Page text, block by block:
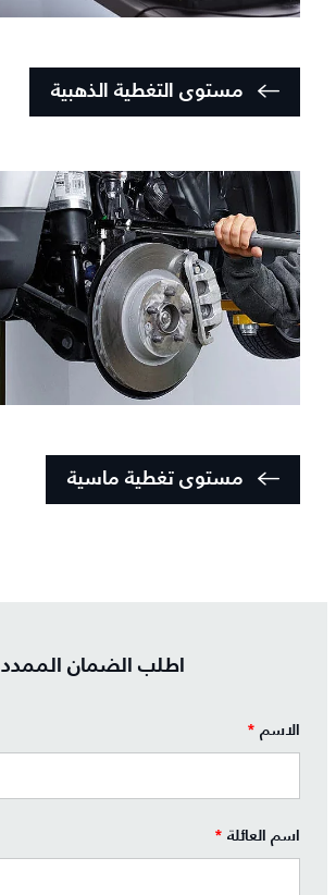
مستوى التغطية الذهبية
مستوى تغطية ماسية
اطلب الضمان الممدد
الاسم *
اسم العائلة *